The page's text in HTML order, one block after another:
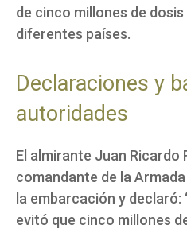
de cinco millones de
diferentes países.
Declaraciones y
autoridades
El almirante Juan Ricardo
comandante de la
la embarcación y declaró:
evitó que cinco millones